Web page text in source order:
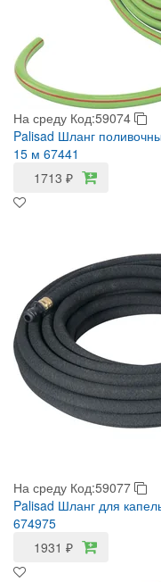
На среду Код:59074
Palisad Шланг
15 м 67441
1713 ₽
На среду Код:59077
Palisad Шланг для
674975
1931 ₽